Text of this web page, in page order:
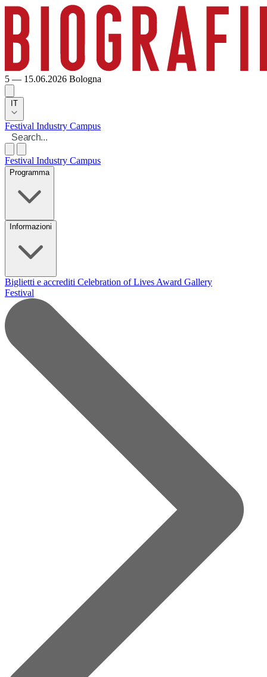
5 — 15.06.2026 Bologna
IT
Festival Industry Campus
Festival Industry Campus
Programma
Informazioni
Biglietti e accrediti Celebration of Lives Award Gallery
Festival